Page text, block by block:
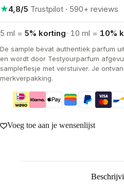
★4,8/5 Trustpilot · 590+ reviews
5 ml = 5% korting · 10 ml = 10%
De sample bevat authentiek parfum
en wordt door Testyourparfum
sampleflesje met verstuiver. Je
merkverpakking.
Voeg toe aan je wensenlijst